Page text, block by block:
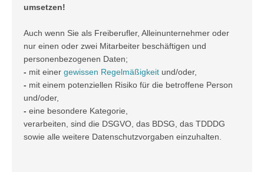
umsetzen!
Auch wenn Sie als Freiberufler, Alleinunternehmer oder
nur einen oder zwei Mitarbeiter beschäftigen und
personenbezogenen Daten;
- mit einer gewissen Regelmäßigkeit und/oder,
- mit einem potenziellen Risiko für die betroffene Person
und/oder,
- eine besondere Kategorie,
verarbeiten, sind die DSGVO, das BDSG, das TDDDG
sowie alle weitere Datenschutzvorgaben einzuhalten.